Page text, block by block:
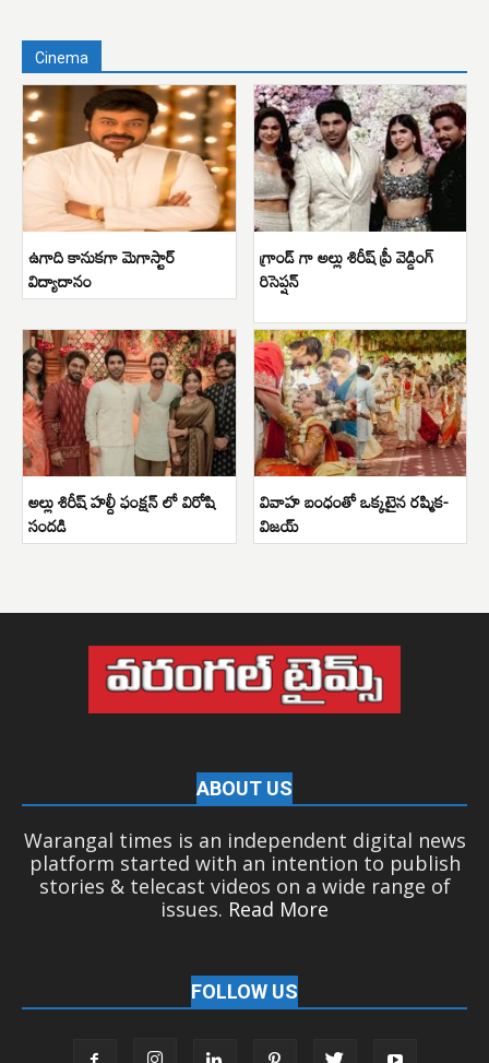
Cinema
ఉగాది కానుకగా మెగాస్టార్
విద్యాదానం
గ్రాండ్ గా అల్లు శిరీష్ ప్రీ వెడ్డింగ్
రిసెప్షన్
అల్లు శిరీష్ హల్దీ ఫంక్షన్ లో విరోషి
సందడి
వివాహ బంధంతో ఒక్కటైన రష్మిక-
విజయ్
ABOUT US
Warangal times is an independent digital news
platform started with an intention to publish
stories & telecast videos on a wide range of
issues. Read More
FOLLOW US